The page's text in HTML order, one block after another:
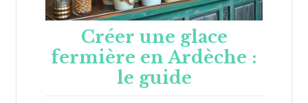
Créer une glace
fermière en Ardèche :
le guide